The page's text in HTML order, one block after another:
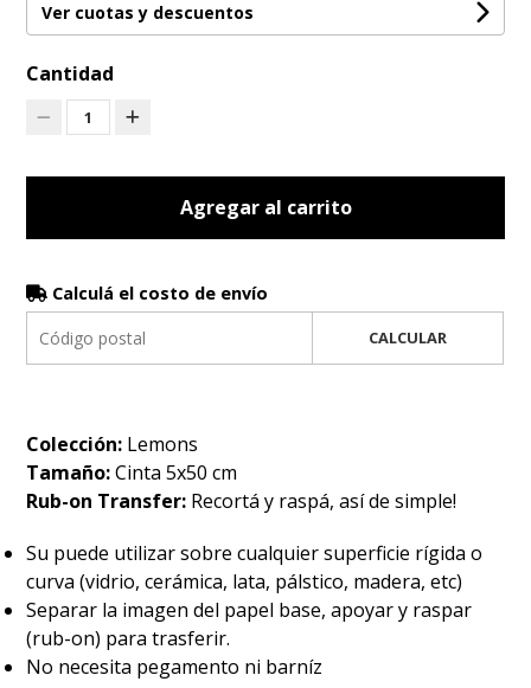
Ver cuotas y descuentos
Cantidad
1
Agregar al carrito
Calculá el costo de envío
CALCULAR
Colección: Lemons
Tamaño:Cinta 5x50 cm
Rub-on Transfer: Recortá y raspá, así de simple!
Su puede utilizar sobre cualquier superficie rígida o
curva (vidrio, cerámica, lata, pálstico, madera, etc)
Separar la imagen del papel base, apoyar y raspar
(rub-on) para trasferir.
No necesita pegamento ni barníz